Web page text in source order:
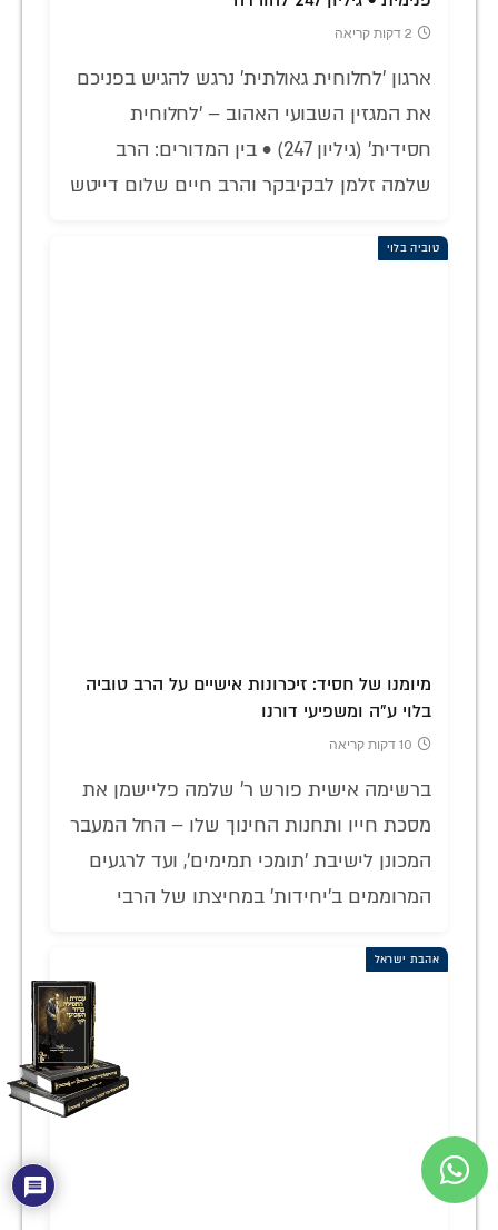
2 דקות קריאה
ארגון 'לחלוחית גאולתית' נרגש להגיש בפניכם
את המגזין השבועי האהוב – 'לחלוחית
חסידית' (גיליון 247) • בין המדורים: הרב
שלמה זלמן לבקיבקר והרב חיים שלום דייטש
טוביה בלוי
מיומנו של חסיד: זיכרונות אישיים על הרב טוביה
בלוי ע"ה ומשפיעי דורנו
10 דקות קריאה
ברשימה אישית פורש ר' שלמה פליישמן את
מסכת חייו ותחנות החינוך שלו – החל המעבר
המכונן לישיבת 'תומכי תמימים', ועד לרגעים
המרוממים ב'יחידות' במחיצתו של הרבי
אהבת ישראל